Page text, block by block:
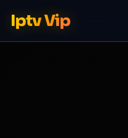
Iptv Vip